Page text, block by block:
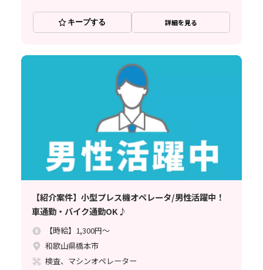
キープする 詳細を見る
【紹介案件】小型プレス機オペレータ/男性活躍中！
車通勤・バイク通勤OK♪
【時給】1,300円～
和歌山県橋本市
検査、マシンオペレーター